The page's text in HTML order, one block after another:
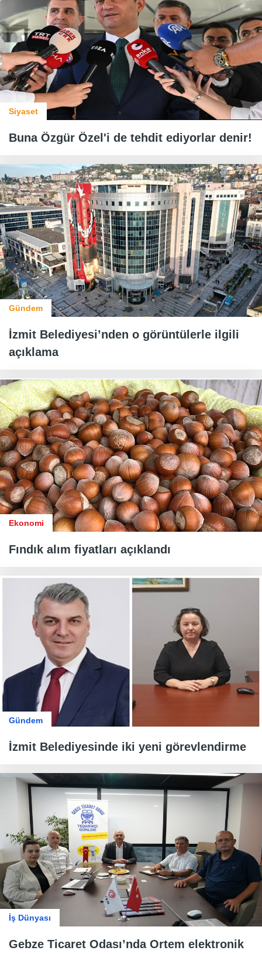
Siyaset
Buna Özgür Özel'i de tehdit ediyorlar denir!
Gündem
İzmit Belediyesi’nden o görüntülerle ilgili
açıklama
Ekonomi
Fındık alım fiyatları açıklandı
Gündem
İzmit Belediyesinde iki yeni görevlendirme
İş Dünyası
Gebze Ticaret Odası’nda Ortem elektronik